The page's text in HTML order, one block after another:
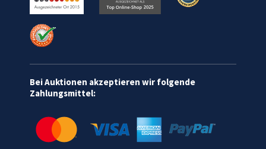
Bei Auktionen akzeptieren wir folgende
Zahlungsmittel: